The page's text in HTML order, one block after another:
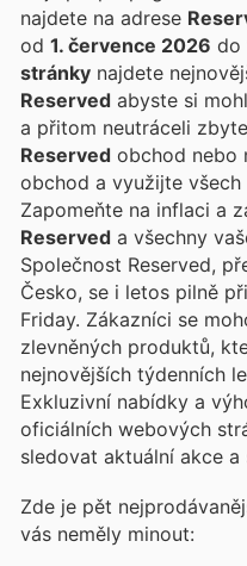
najdete na adrese
od 1. července 2026 do
stránky najdete
Reserved abyste si
a přitom neutráceli
Reserved obchod nebo
obchod a využijte
Zapomeňte na inflaci a
Reserved a všechny
Společnost Reserved,
Česko, se i letos pilně
Friday. Zákazníci se
zlevněných produktů,
nejnovějších týdenních
Exkluzivní nabídky a
oficiálních webových
sledovat aktuální akce a
Zde je pět
vás neměly minout: